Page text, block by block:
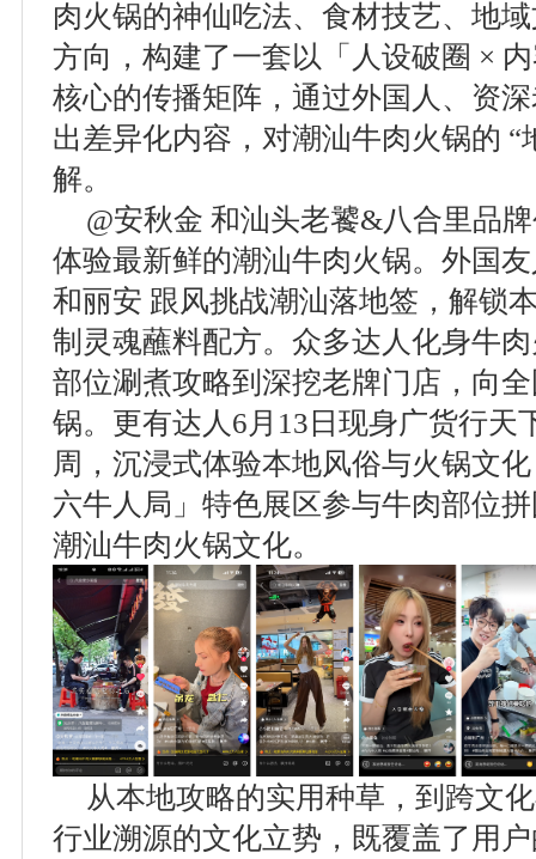
肉火锅的神仙吃法、食材技艺、地
方向，构建了一套以「人设破圈 ×
核心的传播矩阵，通过外国人、资
出差异化内容，对潮汕牛肉火锅的 “
解。
@安秋金 和汕头老饕&八合里品
体验最新鲜的潮汕牛肉火锅。外国
和丽安 跟风挑战潮汕落地签，解锁
制灵魂蘸料配方。众多达人化身牛
部位涮煮攻略到深挖老牌门店，向
锅。更有达人6月13日现身广货行天
周，沉浸式体验本地风俗与火锅文
六牛人局」特色展区参与牛肉部位
潮汕牛肉火锅文化。
从本地攻略的实用种草，到跨文
行业溯源的文化立势，既覆盖了用